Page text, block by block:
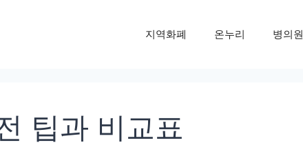
지역화폐 온누리 병의원
팁과 비교표